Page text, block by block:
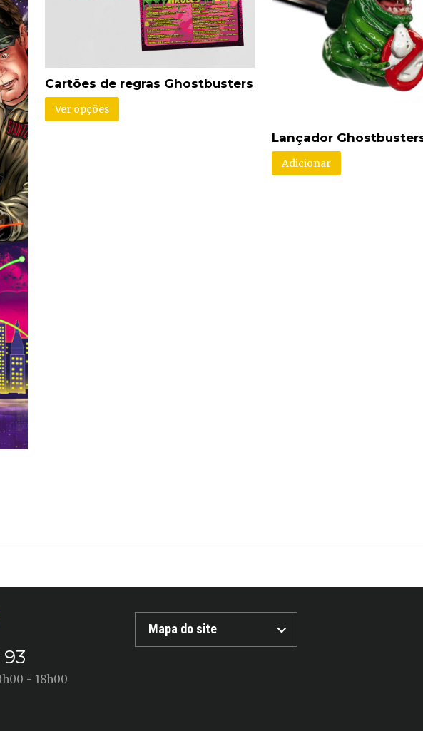
Cartões de regras Ghostbusters
Ver opções
Lançador
Adicionar
- 18h00
Mapa do site